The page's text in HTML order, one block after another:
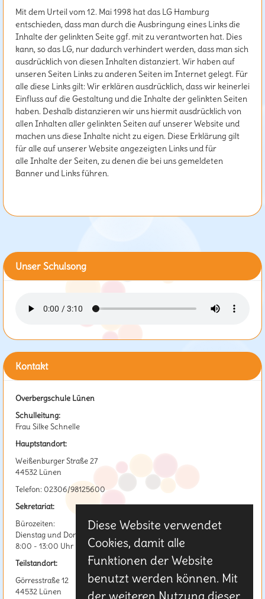
Mit dem Urteil vom 12. Mai 1998 hat das LG Hamburg
entschieden, dass man durch die Ausbringung eines Links die
Inhalte der gelinkten Seite ggf. mit zu verantworten hat. Dies
kann, so das LG, nur dadurch verhindert werden, dass man sich
ausdrücklich von diesen Inhalten distanziert. Wir haben auf
unseren Seiten Links zu anderen Seiten im Internet gelegt. Für
alle diese Links gilt: Wir erklären ausdrücklich, dass wir keinerlei
Einfluss auf die Gestaltung und die Inhalte der gelinkten Seiten
haben. Deshalb distanzieren wir uns hiermit ausdrücklich von
allen Inhalten aller gelinkten Seiten auf unserer Website und
machen uns diese Inhalte nicht zu eigen. Diese Erklärung gilt
für alle auf unserer Website angezeigten Links und für
alle Inhalte der Seiten, zu denen die bei uns gemeldeten
Banner und Links führen.
Unser Schulsong
Kontakt
Overbergschule Lünen
Schulleitung:
Frau Silke Schnelle
Hauptstandort:
Weißenburger Straße 27
44532 Lünen
Telefon: 02306/98125600
Sekretariat:
Bürozeiten:
Dienstag und Donnerstag
8:00 - 13:00 Uhr
Teilstandort:
Görresstraße 12
44532 Lünen
Diese Website verwendet
Cookies, damit alle
Funktionen der Website
benutzt werden können. Mit
der weiteren Nutzung dieser